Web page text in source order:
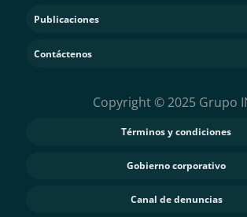
Publicaciones
Contáctenos
Copyright © 2025 Grupo
Términos y condiciones
Gobierno corporativo
Canal de denuncias